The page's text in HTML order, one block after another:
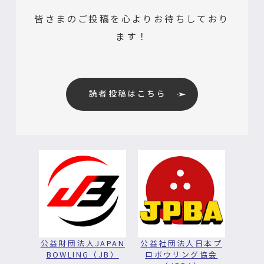
皆さまのご投稿を心よりお待ちしており
ます！
読者投稿はこちら
公益財団法人JAPAN
BOWLING（JB）
公益社団法人日本プ
ロボウリング協会